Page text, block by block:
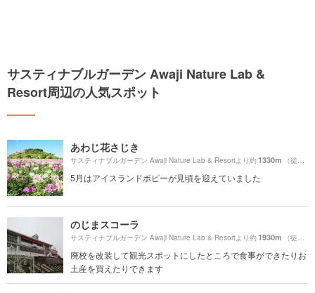
サスティナブルガーデン Awaji Nature Lab &
Resort周辺の人気スポット
あわじ花さじき
サスティナブルガーデン Awaji Nature Lab & Resortより約1330m （徒歩23分）
5月はアイスランドポピーが見頃を迎えていました
のじまスコーラ
サスティナブルガーデン Awaji Nature Lab & Resortより約1930m （徒歩33分）
廃校を改装して観光スポットにしたところで食事ができたりお
土産を買えたりできます